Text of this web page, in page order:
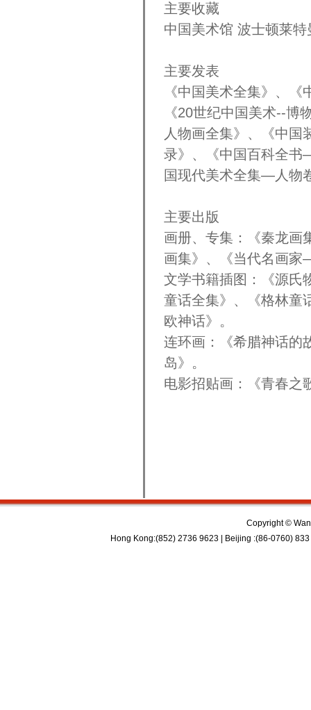
主要收藏
中国美术馆 波士顿莱
主要发表
《中国美术全集》、
《20世纪中国美术--博
人物画全集》、《中国
录》、《中国百科全
国现代美术全集—人物
主要出版
画册、专集：《秦龙画
画集》、《当代名画
文学书籍插图：《源氏
童话全集》、《格林童
欧神话》。
连环画：《希腊神话的
岛》。
电影招贴画：《青春之
Copyright ©
Hong Kong:(852) 2736 9623 | Beijing :(86-0760)